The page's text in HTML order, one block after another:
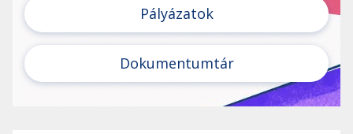
Pályázatok
Dokumentumtár